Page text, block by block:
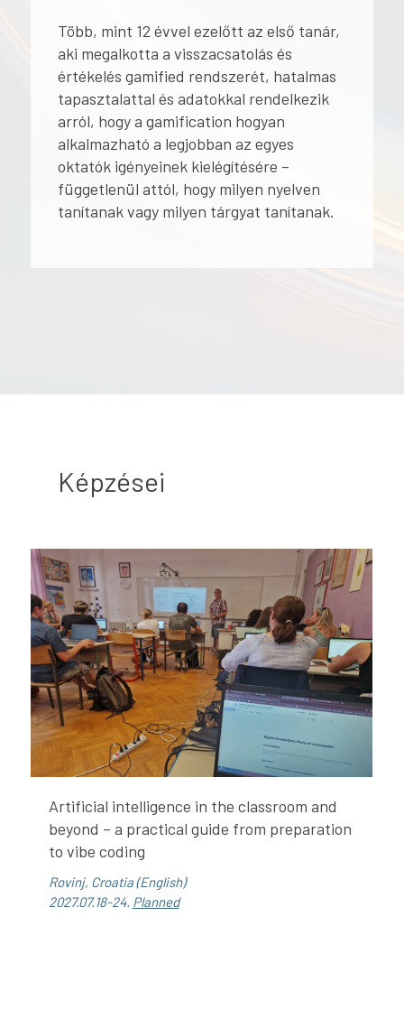
Több, mint 12 évvel ezelőtt az első tanár,
aki megalkotta a visszacsatolás és
értékelés gamified rendszerét, hatalmas
tapasztalattal és adatokkal rendelkezik
arról, hogy a gamification hogyan
alkalmazható a legjobban az egyes
oktatók igényeinek kielégítésére –
függetlenül attól, hogy milyen nyelven
tanítanak vagy milyen tárgyat tanítanak.
Képzései
Artificial intelligence in the classroom and
beyond – a practical guide from preparation
to vibe coding
Rovinj, Croatia (English)
2027.07.18-24. Planned